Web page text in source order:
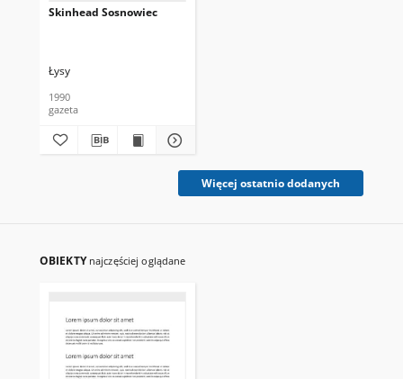
Skinhead Sosnowiec
Łysy
1990
gazeta
Więcej ostatnio dodanych
OBIEKTY najczęściej oglądane